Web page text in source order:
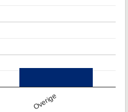
Overige